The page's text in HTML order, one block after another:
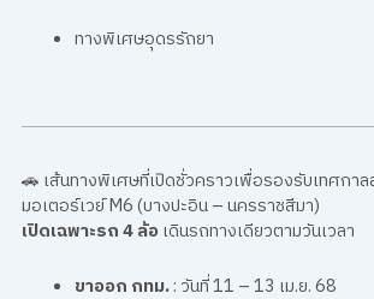
ทางพิเศษอุดรรัถยา
🚗 เส้นทางพิเศษที่เปิดชั่วคราวเพื่อรองรับเทศกา
มอเตอร์เวย์ M6 (บางปะอิน – นครราชสีมา)
เปิดเฉพาะรถ 4 ล้อ เดินรถทางเดียวตามวันเวลา
ขาออก กทม.: วันที่ 11 – 13 เม.ย. 68